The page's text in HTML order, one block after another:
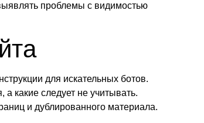
проблемы с видимостью
для искательных ботов.
какие следует не учитывать.
и дублированного материала.